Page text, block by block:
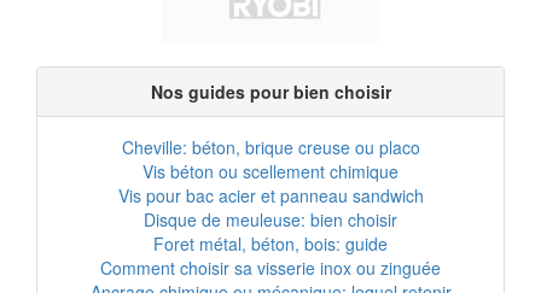
Nos guides pour bien choisir
Cheville: béton, brique creuse ou placo
Vis béton ou scellement chimique
Vis pour bac acier et panneau sandwich
Disque de meuleuse: bien choisir
Foret métal, béton, bois: guide
Comment choisir sa visserie inox ou zinguée